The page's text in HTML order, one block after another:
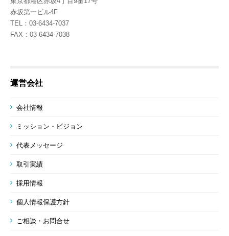
赤坂第一ビル4F
TEL：03-6434-7037
FAX：03-6434-7038
運営会社
会社情報
ミッション・ビジョン
代表メッセージ
取引実績
採用情報
個人情報保護方針
ご相談・お問合せ